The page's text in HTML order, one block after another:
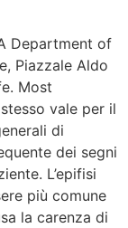
Department of
Piazzale Aldo
Most
vale per il
di
dei segni
L’epifisi
più comune
la carenza di